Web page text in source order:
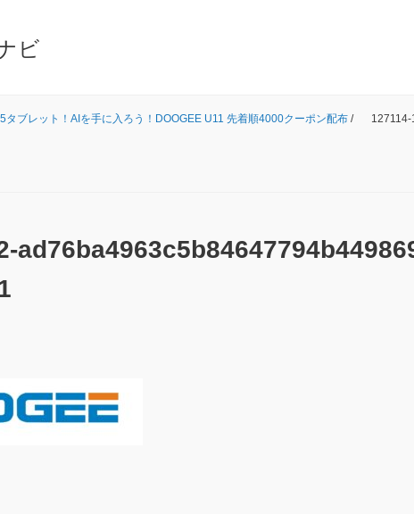
ビ
タブレット！AIを手に入ろう！DOOGEE U11 先着順4000クーポン配布 /